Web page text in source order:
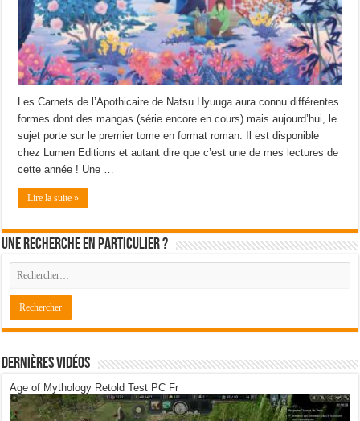
Les Carnets de l’Apothicaire de Natsu Hyuuga aura connu différentes
formes dont des mangas (série encore en cours) mais aujourd’hui, le
sujet porte sur le premier tome en format roman. Il est disponible
chez Lumen Editions et autant dire que c’est une de mes lectures de
cette année ! Une …
Lire la suite »
Une recherche en particulier ?
Dernières Vidéos
Age of Mythology Retold Test PC Fr